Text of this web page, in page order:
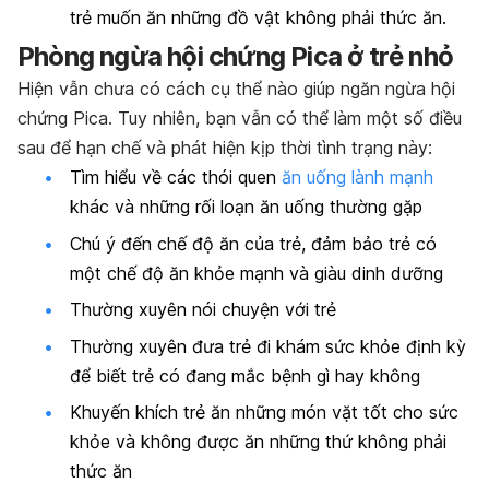
trẻ muốn ăn những đồ vật không phải thức ăn.
Phòng ngừa hội chứng Pica ở trẻ nhỏ
Hiện vẫn chưa có cách cụ thể nào giúp ngăn ngừa hội
chứng Pica. Tuy nhiên, bạn vẫn có thể làm một số điều
sau để hạn chế và phát hiện kịp thời tình trạng này:
Tìm hiểu về các thói quen ăn uống lành mạnh
khác và những rối loạn ăn uống thường gặp
Chú ý đến chế độ ăn của trẻ, đảm bảo trẻ có
một chế độ ăn khỏe mạnh và giàu dinh dưỡng
Thường xuyên nói chuyện với trẻ
Thường xuyên đưa trẻ đi khám sức khỏe định kỳ
để biết trẻ có đang mắc bệnh gì hay không
Khuyến khích trẻ ăn những món vặt tốt cho sức
khỏe và không được ăn những thứ không phải
thức ăn